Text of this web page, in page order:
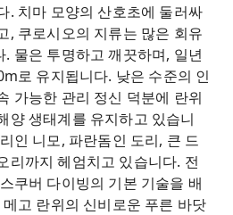
. 치마 모양의 산호초에 둘러싸
, 쿠로시오의 지류는 많은 회유
물은 투명하고 깨끗하며, 일년
로 유지됩니다. 낮은 수준의 인
가능한 관리 정신 덕분에 란위
양 생태계를 유지하고 있습니
인 니모, 파란돔인 도리, 큰 드
리까지 헤엄치고 있습니다. 전
쿠버 다이빙의 기본 기술을 배
고 란위의 신비로운 푸른 바닷